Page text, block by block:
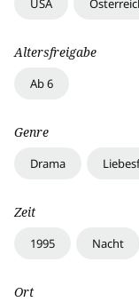
USA
Altersfreigabe
Ab 6
Genre
Drama
Zeit
1995 Nacht
Ort